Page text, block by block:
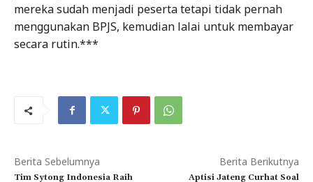
mereka sudah menjadi peserta tetapi tidak pernah
menggunakan BPJS, kemudian lalai untuk membayar
secara rutin.***
Berita Sebelumnya
Tim Sytong Indonesia Raih
Berita Berikutnya
Aptisi Jateng Curhat Soal